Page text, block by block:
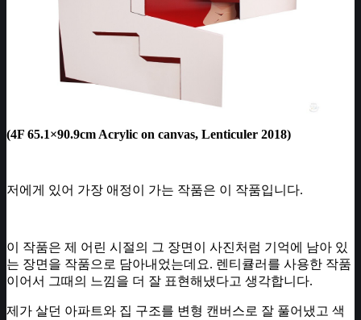
(4F 65.1×90.9cm Acrylic on canvas, Lenticuler 2018)
저에게 있어 가장 애정이 가는 작품은 이 작품입니다.
이 작품은 제 어린 시절의 그 장면이 사진처럼 기억에 남아 있
는 장면을 작품으로 담아내었는데요. 렌티큘러를 사용한 작품
이어서 그때의 느낌을 더 잘 표현해냈다고 생각합니다.
제가 살던 아파트와 집 구조를 변형 캔버스로 잘 풀어냈고 색